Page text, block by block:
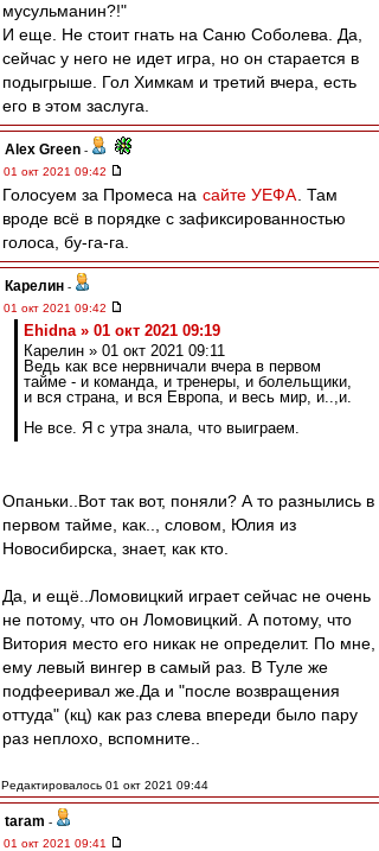
мусульманин?!"
И еще. Не стоит гнать на Саню Соболева. Да,
сейчас у него не идет игра, но он старается в
подыгрыше. Гол Химкам и третий вчера, есть
его в этом заслуга.
Alex Green -
01 окт 2021 09:42
Голосуем за Промеса на сайте УЕФА . Там
вроде всё в порядке с зафиксированностью
голоса, бу-га-га.
Карелин -
01 окт 2021 09:42
Ehidna » 01 окт 2021 09:19
Карелин » 01 окт 2021 09:11
Ведь как все нервничали вчера в первом
тайме - и команда, и тренеры, и болельщики,
и вся страна, и вся Европа, и весь мир, и..,и.
Не все. Я с утра знала, что выиграем.
Опаньки..Вот так вот, поняли? А то разнылись в
первом тайме, как.., словом, Юлия из
Новосибирска, знает, как кто.
Да, и ещё..Ломовицкий играет сейчас не очень
не потому, что он Ломовицкий. А потому, что
Витория место его никак не определит. По мне,
ему левый вингер в самый раз. В Туле же
подфееривал же.Да и "после возвращения
оттуда" (кц) как раз слева впереди было пару
раз неплохо, вспомните..
Редактировалось 01 окт 2021 09:44
taram -
01 окт 2021 09:41